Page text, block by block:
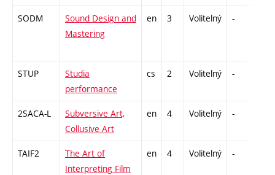
SODM
Sound Design and
Mastering
en 3 Volitelný -
STUP
Studia
performance
cs 2 Volitelný -
2SACA-L
Subversive Art,
Collusive Art
en 4 Volitelný -
TAIF2
The Art of
Interpreting Film
en 4 Volitelný -